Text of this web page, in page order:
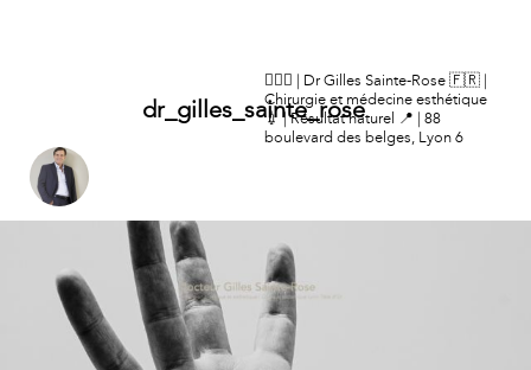
dr_gilles_sainte_rose
👨🏻‍⚕️ | Dr Gilles Sainte-Rose 🇫🇷 |
Chirurgie et médecine esthétique
💉 | Résultat naturel 📍 | 88
boulevard des belges, Lyon 6